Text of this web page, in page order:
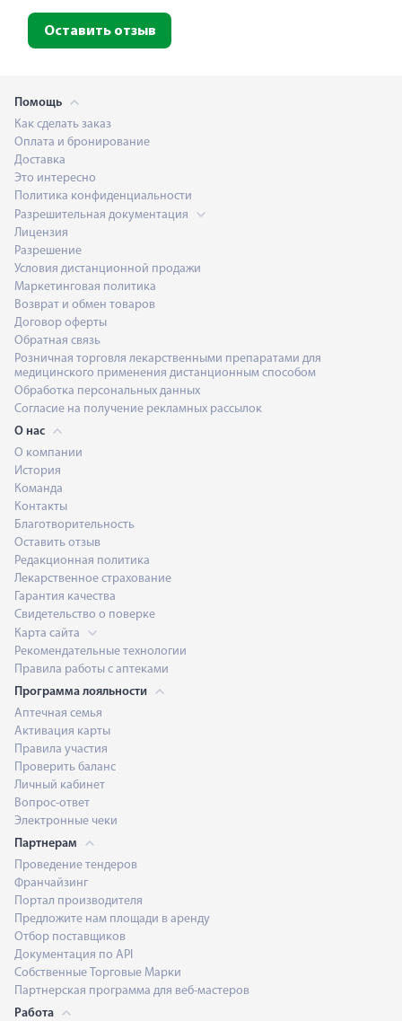
Оставить отзыв
Помощь
Как сделать заказ
Оплата и бронирование
Доставка
Это интересно
Политика конфиденциальности
Разрешительная документация
Лицензия
Разрешение
Условия дистанционной продажи
Маркетинговая политика
Возврат и обмен товаров
Договор оферты
Обратная связь
Розничная торговля лекарственными препаратами для
медицинского применения дистанционным способом
Обработка персональных данных
Согласие на получение рекламных рассылок
О нас
О компании
История
Команда
Контакты
Благотворительность
Оставить отзыв
Редакционная политика
Лекарственное страхование
Гарантия качества
Свидетельство о поверке
Карта сайта
Рекомендательные технологии
Правила работы с аптеками
Программа лояльности
Аптечная семья
Активация карты
Правила участия
Проверить баланс
Личный кабинет
Вопрос-ответ
Электронные чеки
Партнерам
Проведение тендеров
Франчайзинг
Портал производителя
Предложите нам площади в аренду
Отбор поставщиков
Документация по API
Собственные Торговые Марки
Партнерская программа для веб-мастеров
Работа